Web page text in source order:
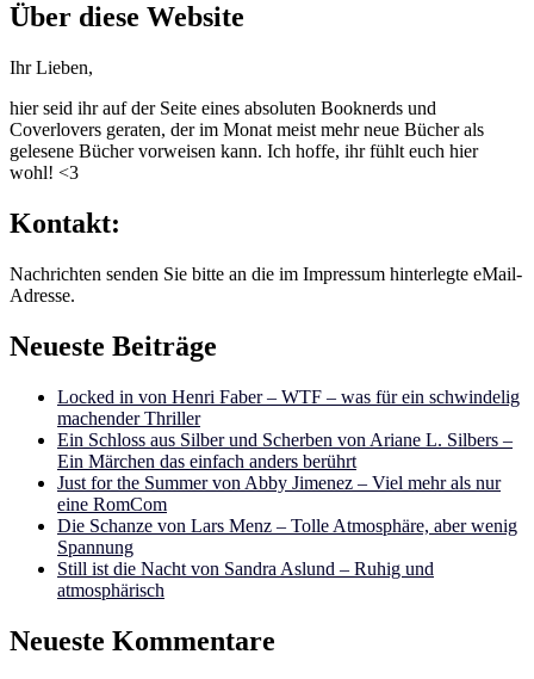
Über diese Website
Ihr Lieben,
hier seid ihr auf der Seite eines absoluten Booknerds und
Coverlovers geraten, der im Monat meist mehr neue Bücher als
gelesene Bücher vorweisen kann. Ich hoffe, ihr fühlt euch hier
wohl! <3
Kontakt:
Nachrichten senden Sie bitte an die im Impressum hinterlegte eMail-
Adresse.
Neueste Beiträge
Locked in von Henri Faber – WTF – was für ein schwindelig
machender Thriller
Ein Schloss aus Silber und Scherben von Ariane L. Silbers –
Ein Märchen das einfach anders berührt
Just for the Summer von Abby Jimenez – Viel mehr als nur
eine RomCom
Die Schanze von Lars Menz – Tolle Atmosphäre, aber wenig
Spannung
Still ist die Nacht von Sandra Aslund – Ruhig und
atmosphärisch
Neueste Kommentare